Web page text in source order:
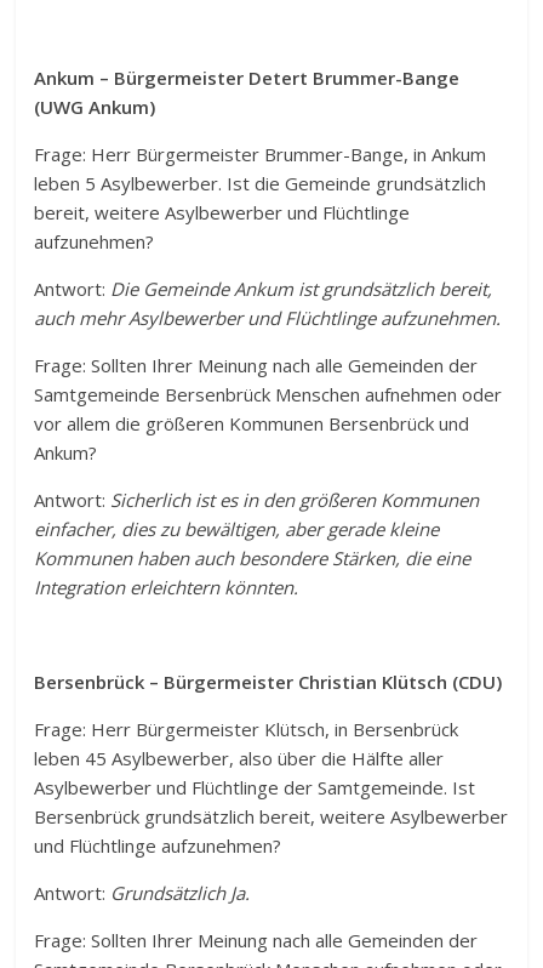
Ankum – Bürgermeister Detert Brummer-Bange
(UWG Ankum)
Frage: Herr Bürgermeister Brummer-Bange, in Ankum
leben 5 Asylbewerber. Ist die Gemeinde grundsätzlich
bereit, weitere Asylbewerber und Flüchtlinge
aufzunehmen?
Antwort: Die Gemeinde Ankum ist grundsätzlich bereit,
auch mehr Asylbewerber und Flüchtlinge aufzunehmen.
Frage: Sollten Ihrer Meinung nach alle Gemeinden der
Samtgemeinde Bersenbrück Menschen aufnehmen oder
vor allem die größeren Kommunen Bersenbrück und
Ankum?
Antwort: Sicherlich ist es in den größeren Kommunen
einfacher, dies zu bewältigen, aber gerade kleine
Kommunen haben auch besondere Stärken, die eine
Integration erleichtern könnten.
Bersenbrück – Bürgermeister Christian Klütsch (CDU)
Frage: Herr Bürgermeister Klütsch, in Bersenbrück
leben 45 Asylbewerber, also über die Hälfte aller
Asylbewerber und Flüchtlinge der Samtgemeinde. Ist
Bersenbrück grundsätzlich bereit, weitere Asylbewerber
und Flüchtlinge aufzunehmen?
Antwort: Grundsätzlich Ja.
Frage: Sollten Ihrer Meinung nach alle Gemeinden der